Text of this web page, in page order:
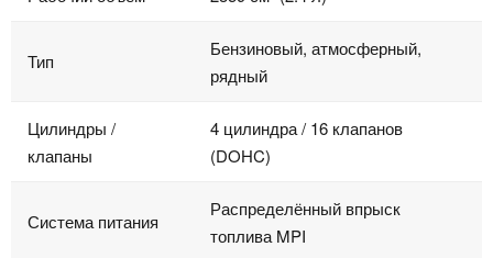
Тип
Бензиновый, атмосферный,
рядный
Цилиндры /
клапаны
4 цилиндра / 16 клапанов
(DOHC)
Система питания
Распределённый впрыск
топлива MPI